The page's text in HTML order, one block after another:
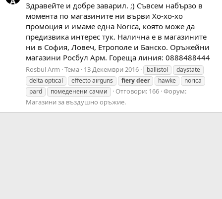
Здравейте и добре заварил. ;) Съвсем набързо в
момента по магазините ни върви Хо-хо-хо
промоция и имаме една Norica, която може да
предизвика интерес тук. Налична е в магазините
ни в София, Ловеч, Етрополе и Банско. Оръжейни
магазини Росбул Арм. Гореща линия: 0888488444
Rosbul Arm Тема 13 Декември 2016 ballistol
daystate
delta optical
effecto airguns fierydeer hawke
norica
pard
помеденени сачми Отговори: 166 Форум:
Магазини за въздушно оръжие.